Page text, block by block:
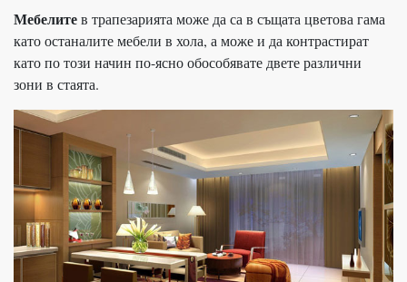
Мебелитев трапезарията може да са в същата цветова гама
като останалите мебели в хола, а може и да контрастират
като по този начин по-ясно обособявате двете различни
зони в стаята.